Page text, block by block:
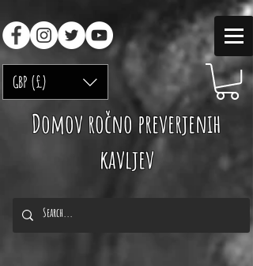
GBP (£)
Domov ročno preverjenih
kavljev